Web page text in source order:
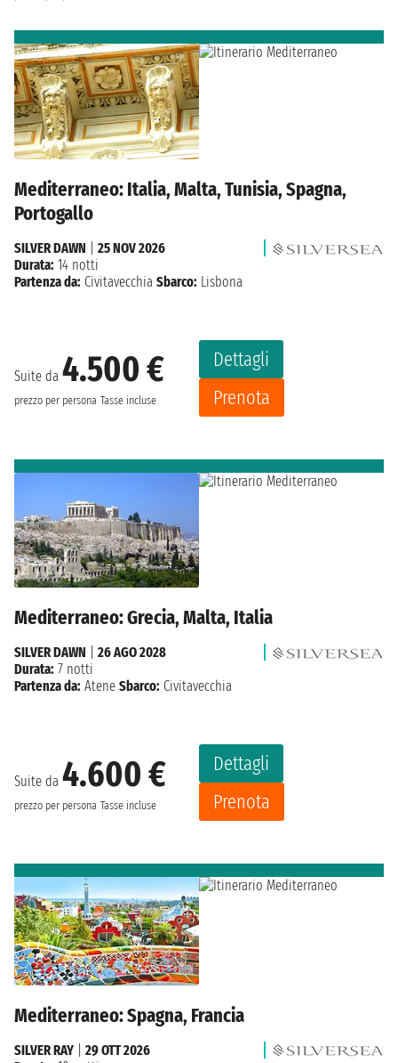
Mediterraneo: Italia, Malta, Tunisia, Spagna,
Portogallo
Suite da 4.500 €
prezzo per persona Tasse incluse
Dettagli
Prenota
SILVER DAWN
25 NOV 2026
Durata: 14 notti
Partenza da: Civitavecchia Sbarco: Lisbona
Mediterraneo: Grecia, Malta, Italia
Suite da 4.600 €
prezzo per persona Tasse incluse
Dettagli
Prenota
SILVER DAWN
26 AGO 2028
Durata: 7 notti
Partenza da: Atene Sbarco: Civitavecchia
Mediterraneo: Spagna, Francia
SILVER RAY
29 OTT 2026